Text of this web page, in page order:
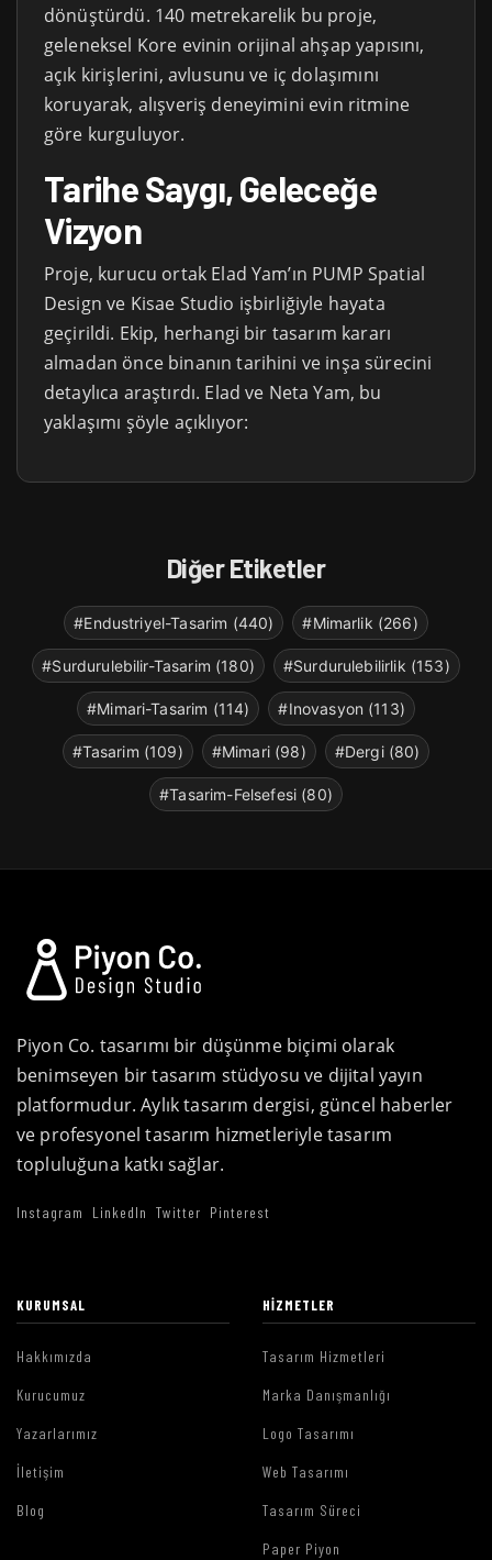
dönüştürdü. 140 metrekarelik bu proje,
geleneksel Kore evinin orijinal ahşap yapısını,
açık kirişlerini, avlusunu ve iç dolaşımını
koruyarak, alışveriş deneyimini evin ritmine
göre kurguluyor.
Tarihe Saygı, Geleceğe
Vizyon
Proje, kurucu ortak Elad Yam’ın PUMP Spatial
Design ve Kisae Studio işbirliğiyle hayata
geçirildi. Ekip, herhangi bir tasarım kararı
almadan önce binanın tarihini ve inşa sürecini
detaylıca araştırdı. Elad ve Neta Yam, bu
yaklaşımı şöyle açıklıyor:
Diğer Etiketler
#Endustriyel-Tasarim (440) #Mimarlik (266)
#Surdurulebilir-Tasarim (180) #Surdurulebilirlik (153)
#Mimari-Tasarim (114) #Inovasyon (113)
#Tasarim (109) #Mimari (98) #Dergi (80)
#Tasarim-Felsefesi (80)
Piyon Co. tasarımı bir düşünme biçimi olarak
benimseyen bir tasarım stüdyosu ve dijital yayın
platformudur. Aylık tasarım dergisi, güncel haberler
ve profesyonel tasarım hizmetleriyle tasarım
topluluğuna katkı sağlar.
Instagram LinkedIn Twitter Pinterest
KURUMSAL
Hakkımızda
Kurucumuz
Yazarlarımız
İletişim
Blog
HIZMETLER
Tasarım Hizmetleri
Marka Danışmanlığı
Logo Tasarımı
Web Tasarımı
Tasarım Süreci
Paper Piyon